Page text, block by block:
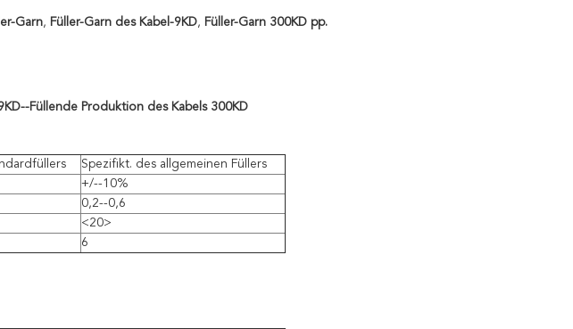
Garn, Füller-Garn des Kabel-9KD, Füller-Garn 300KD pp.
Füllende Produktion des Kabels 300KD
Spezifikt. des allgemeinen Füllers
+/--10%
0,2--0,6
<20>
6